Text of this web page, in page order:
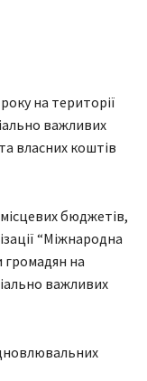
на території
важливих
власних коштів
бюджетів,
“Міжнародна
громадян на
важливих